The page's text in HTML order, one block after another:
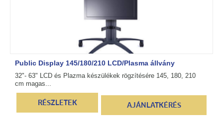
Public Display 145/180/210 LCD/Plasma állvány
32"- 63" LCD és Plazma készülékek rögzítésére 145, 180, 210
cm magas...
RÉSZLETEK AJÁNLATKÉRÉS